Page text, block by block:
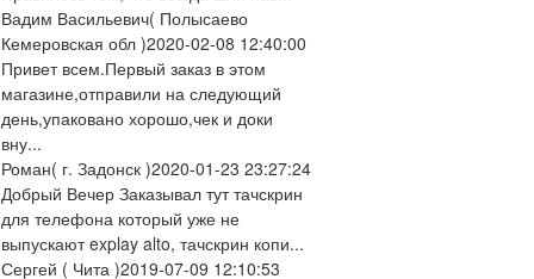
Вадим Васильевич( Полысаево
Кемеровская обл )2020-02-08 12:40:00
Привет всем.Первый заказ в этом
магазине,отправили на следующий
день,упаковано хорошо,чек и доки
вну...
Роман( г. Задонск )2020-01-23 23:27:24
Добрый Вечер Заказывал тут тачскрин
для телефона который уже не
выпускают explay alto, тачскрин копи...
Сергей ( Чита )2019-07-09 12:10:53